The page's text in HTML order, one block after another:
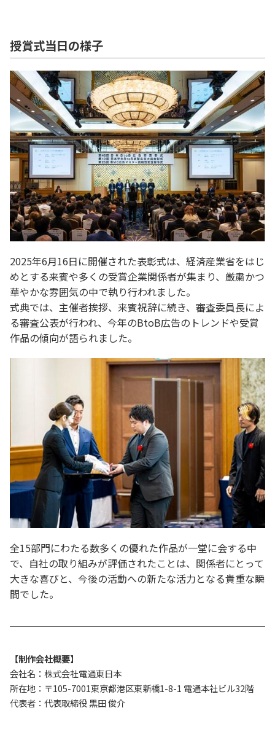
授賞式当日の様子
2025年6月16日に開催された表彰式は、経済産業省をはじ
めとする来賓や多くの受賞企業関係者が集まり、厳粛かつ
華やかな雰囲気の中で執り行われました。
式典では、主催者挨拶、来賓祝辞に続き、審査委員長によ
る審査公表が行われ、今年のBtoB広告のトレンドや受賞
作品の傾向が語られました。
全15部門にわたる数多くの優れた作品が一堂に会する中
で、自社の取り組みが評価されたことは、関係者にとって
大きな喜びと、今後の活動への新たな活力となる貴重な瞬
間でした。
【制作会社概要】
会社名：株式会社電通東日本
所在地：〒105-7001東京都港区東新橋1-8-1 電通本社ビル32階
代表者：代表取締役 黒田 俊介